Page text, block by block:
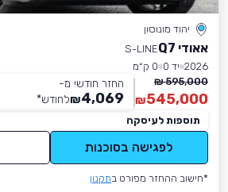
יהוד מונוסון
אאודי Q7
S-LINE
2026 יד 0
0 ק״מ
595,000 ₪
545,000
₪
החזר חודשי מ-
4,069
₪לחודש*
תוספות לעיסקה
לפגישה בסוכנות
*חישוב ההחזר מפורט בתקנון